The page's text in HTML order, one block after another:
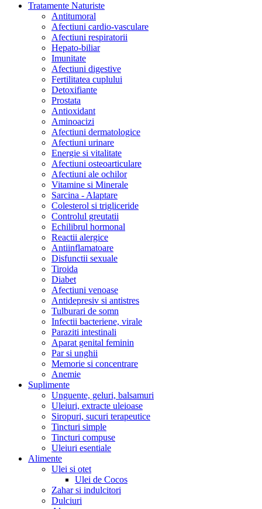
Tratamente Naturiste
Antitumoral
Afectiuni cardio-vasculare
Afectiuni respiratorii
Hepato-biliar
Imunitate
Afectiuni digestive
Fertilitatea cuplului
Detoxifiante
Prostata
Antioxidant
Aminoacizi
Afectiuni dermatologice
Afectiuni urinare
Energie si vitalitate
Afectiuni osteoarticulare
Afectiuni ale ochilor
Vitamine si Minerale
Sarcina - Alaptare
Colesterol si trigliceride
Controlul greutatii
Echilibrul hormonal
Reactii alergice
Antiinflamatoare
Disfunctii sexuale
Tiroida
Diabet
Afectiuni venoase
Antidepresiv si antistres
Tulburari de somn
Infectii bacteriene, virale
Paraziti intestinali
Aparat genital feminin
Par si unghii
Memorie si concentrare
Anemie
Suplimente
Unguente, geluri, balsamuri
Uleiuri, extracte uleioase
Siropuri, sucuri terapeutice
Tincturi simple
Tincturi compuse
Uleiuri esentiale
Alimente
Ulei si otet
Ulei de Cocos
Zahar si indulcitori
Dulciuri